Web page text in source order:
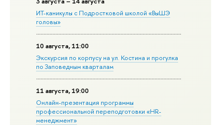
ИТ-каникулы с Подростковой школой «ВыШЭ
головы»
10 августа, 11:00
Экскурсия по корпусу на ул. Костина и прогулка
по Заповедным кварталам
11 августа, 19:00
Онлайн-презентация программы
профессиональной переподготовки «HR-
менеджмент»